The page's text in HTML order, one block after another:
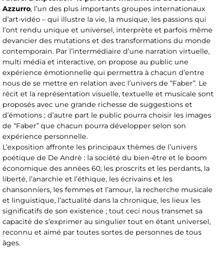
Azzurro, l’un des plus importants groupes internationaux
d’art-vidéo – qui illustre la vie, la musique, les passions qui
l’ont rendu unique et universel, interprète et parfois même
devancier des mutations et des transformations du monde
contemporain. Par l’intermédiaire d’une narration virtuelle,
multi média et interactive, on propose au public une
expérience émotionnelle qui permettra à chacun d’entre
nous de se mettre en relation avec l’univers de “Faber”. Le
récit et la représentation visuelle, textuelle et musicale sont
proposés avec une grande richesse de suggestions et
d’émotions ; d’autre part le public pourra choisir les images
de “Faber” que chacun pourra développer selon son
expérience personnelle.
L’exposition affronte les principaux thèmes de l’univers
poétique de De Andrè : la société du bien-être et le boom
économique des années 60, les proscrits et les perdants, la
liberté, l’anarchie et l’éthique, les écrivains et les
chansonniers, les femmes et l’amour, la recherche musicale
et linguistique, l’actualité dans la chronique, les lieux les
significatifs de son existence ; tout ceci nous transmet sa
capacité de s’exprimer au singulier tout en étant universel,
reconnu et aimé par toutes sortes de personnes de tous
âges.